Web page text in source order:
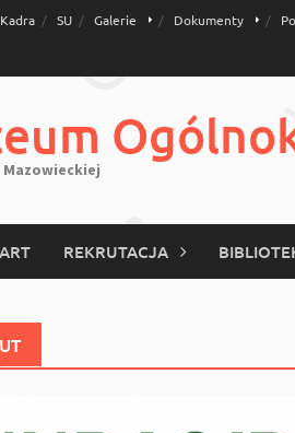
Kadra SU Galerie Dokumenty
Mazowieckiej
REKRUTACJA